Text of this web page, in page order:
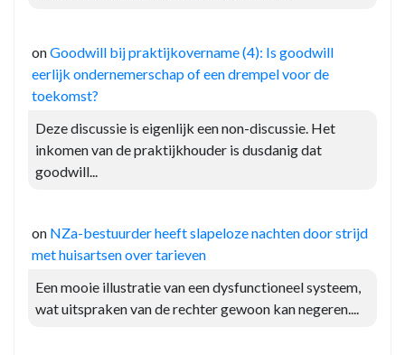
onGoodwill bij praktijkovername (4): Is goodwill
eerlijk ondernemerschap of een drempel voor de
toekomst?
Deze discussie is eigenlijk een non-discussie. Het
inkomen van de praktijkhouder is dusdanig dat
goodwill...
on NZa-bestuurder heeft slapeloze nachten door strijd
met huisartsen over tarieven
Een mooie illustratie van een dysfunctioneel systeem,
wat uitspraken van de rechter gewoon kan negeren....